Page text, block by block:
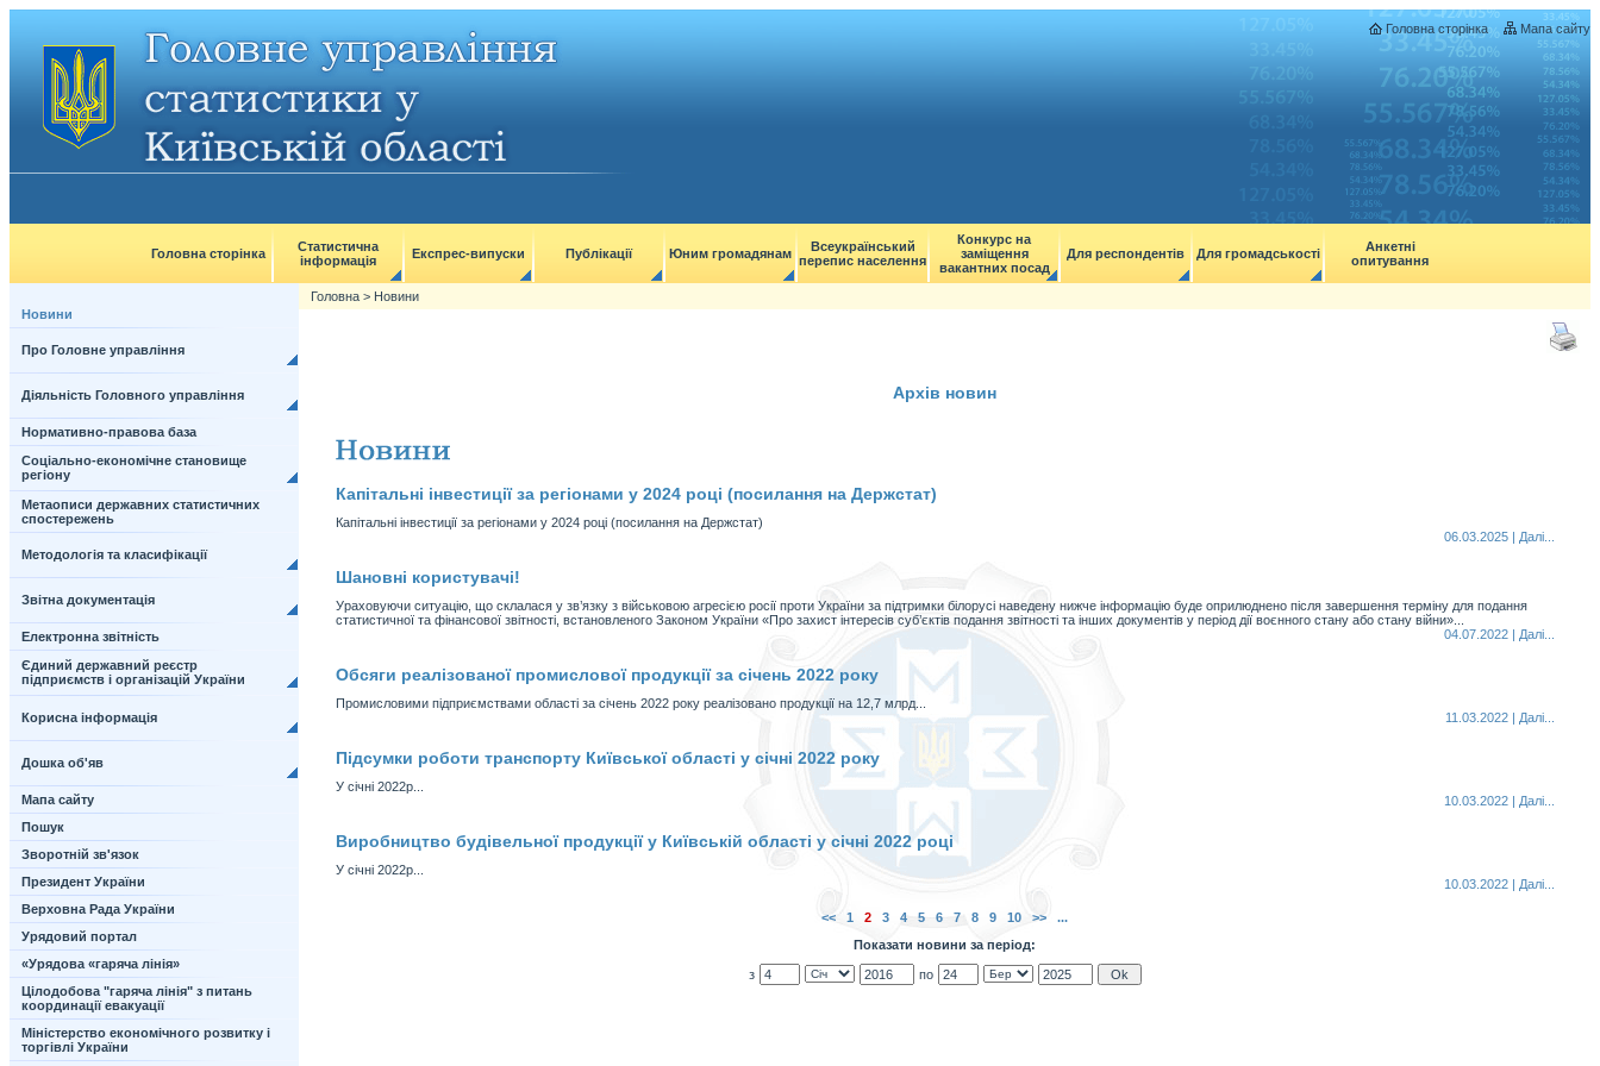
Головна сторінка Мапа сайту
Головна сторінка
Статистична
інформація
Експрес-випуски Публікації Юним громадянам
Всеукраїнський
перепис населення
Конкурс на
заміщення
вакантних посад
Для респондентів Для громадськості
Анкетні
опитування
Новини
Про Головне управління
Діяльність Головного управління
Нормативно-правова база
Соціально-економічне становище
регіону
Метаописи державних статистичних
спостережень
Методологія та класифікації
Звітна документація
Електронна звітність
Єдиний державний реєстр
підприємств і організацій України
Корисна інформація
Дошка об'яв
Мапа сайту
Пошук
Зворотній зв'язок
Президент України
Верховна Рада України
Урядовий портал
«Урядова «гаряча лінія»
Цілодобова "гаряча лінія" з питань
координації евакуації
Міністерство економічного розвитку і
торгівлі України
Головна > Новини
Архів новин
Капітальні інвестиції за регіонами у 2024 році (посилання на Держстат)
Капітальні інвестиції за регіонами у 2024 році (посилання на Держстат)
06.03.2025 | Далi...
Шановні користувачі!
Ураховуючи ситуацію, що склалася у зв’язку з військовою агресією росії проти України за підтримки білорусі наведену нижче інформацію буде оприлюднено після завершення терміну для подання
статистичної та фінансової звітності, встановленого Законом України «Про захист інтересів суб’єктів подання звітності та інших документів у період дії воєнного стану або стану війни»...
04.07.2022 | Далi...
Обсяги реалізованої промислової продукції за січень 2022 року
Промисловими підприємствами області за січень 2022 року реалізовано продукції на 12,7 млрд...
11.03.2022 | Далi...
Підсумки роботи транспорту Київської області у січні 2022 року
У січні 2022р...
10.03.2022 | Далi...
Виробництво будівельної продукції у Київській області у січні 2022 році
У січні 2022р...
10.03.2022 | Далi...
<< 1 2 3 4 5 6 7 8 9 10 >>
...
Показати новини за період:
з по